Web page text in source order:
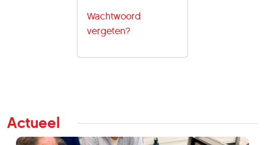
Wachtwoord
vergeten?
Actueel